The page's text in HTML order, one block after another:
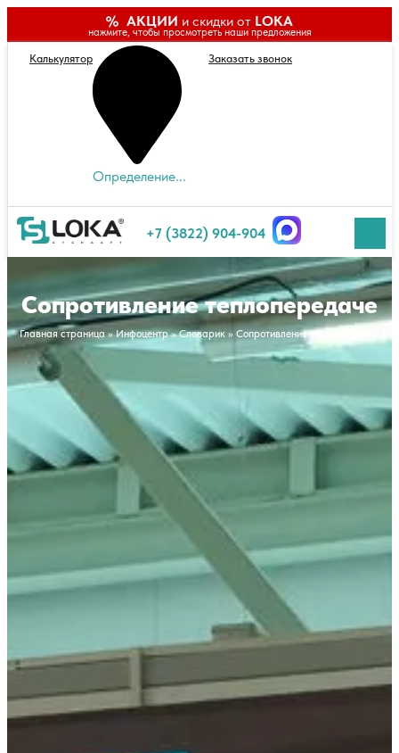
АКЦИИ и скидки от LOKA
нажмите, чтобы просмотреть наши предложения
Калькулятор
Определение...
Заказать звонок
+7 (3822) 904-904
Сопротивление теплопередаче
Главная страница»Инфоцентр»Словарик» Сопротивление теплопередаче